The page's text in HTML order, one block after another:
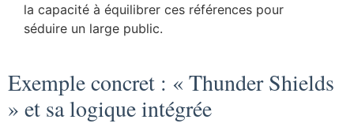
la capacité à équilibrer ces références pour
séduire un large public.
Exemple concret : « Thunder Shields
» et sa logique intégrée